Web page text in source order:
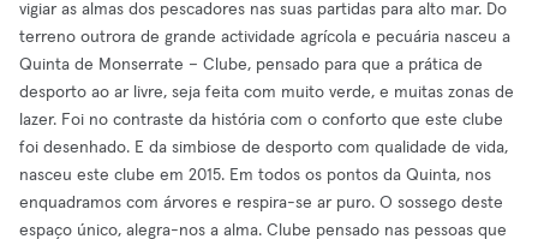
vigiar as almas dos pescadores nas suas partidas para alto mar. Do
terreno outrora de grande actividade agrícola e pecuária nasceu a
Quinta de Monserrate – Clube, pensado para que a prática de
desporto ao ar livre, seja feita com muito verde, e muitas zonas de
lazer. Foi no contraste da história com o conforto que este clube
foi desenhado. E da simbiose de desporto com qualidade de vida,
nasceu este clube em 2015. Em todos os pontos da Quinta, nos
enquadramos com árvores e respira-se ar puro. O sossego deste
espaço único, alegra-nos a alma. Clube pensado nas pessoas que